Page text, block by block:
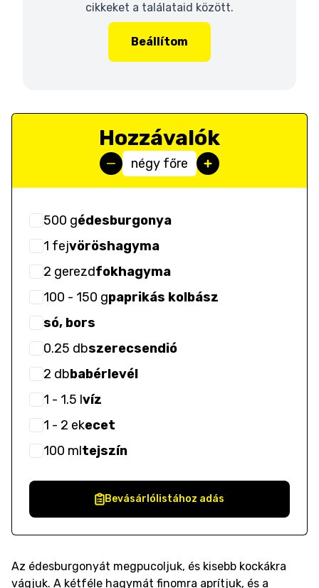
cikkeket a találataid között.
Beállítom
Hozzávalók
négy főre
500 gédesburgonya
1 fejvöröshagyma
2 gerezdfokhagyma
100 - 150 gpaprikás kolbász
só, bors
0.25 dbszerecsendió
2 dbbabérlevél
1 - 1.5 lvíz
1 - 2 ekecet
100 mltejszín
Bevásárlólistához adás
Az édesburgonyát megpucoljuk, és kisebb kockákra
vágjuk. A kétféle hagymát finomra aprítjuk, és a